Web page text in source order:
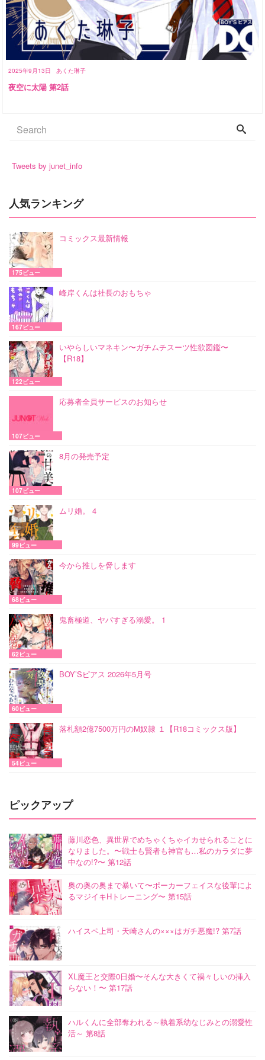
2025年9月13日 あくた琳子
夜空に太陽 第2話
Tweets by junet_info
人気ランキング
コミックス最新情報
175ビュー
峰岸くんは社長のおもちゃ
167ビュー
いやらしいマネキン〜ガチムチスーツ性欲図鑑〜
【R18】
122ビュー
応募者全員サービスのお知らせ
107ビュー
8月の発売予定
107ビュー
ムリ婚。 4
99ビュー
今から推しを脅します
68ビュー
鬼畜極道、ヤバすぎる溺愛。 1
62ビュー
BOY’Sピアス 2026年5月号
60ビュー
落札額2億7500万円のM奴隷 １【R18コミックス版】
54ビュー
ピックアップ
藤川恋色、異世界でめちゃくちゃイカせられることに
なりました。〜戦士も賢者も神官も…私のカラダに夢
中なの!?〜 第12話
奥の奥の奥まで暴いて〜ポーカーフェイスな後輩によ
るマジイキHトレーニング〜 第15話
ハイスペ上司・天崎さんの×××はガチ悪魔!? 第7話
XL魔王と交際0日婚〜そんな大きくて禍々しいの挿入
らない！〜 第17話
ハルくんに全部奪われる～執着系幼なじみとの溺愛性
活～ 第8話